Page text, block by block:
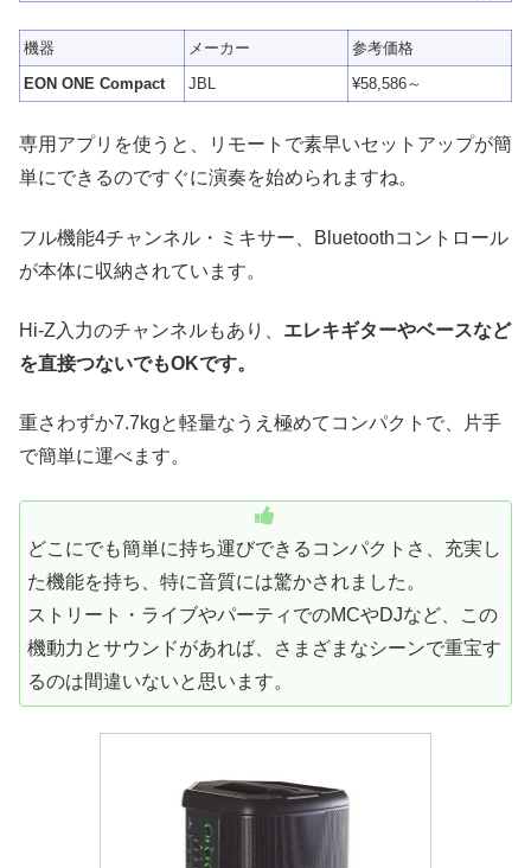
機器 メーカー
参考価格
EON ONE Compact
JBL ¥58,586～
専用アプリを使うと、リモートで素早いセットアップが簡
単にできるのですぐに演奏を始められますね。
フル機能4チャンネル・ミキサー、Bluetoothコントロール
が本体に収納されています。
Hi-Z入力のチャンネルもあり、 エレキギターやベースなど
を直接つないでもOKです。
重さわずか7.7kgと軽量なうえ極めてコンパクトで、片手
で簡単に運べます。
どこにでも簡単に持ち運びできるコンパクトさ、充実し
た機能を持ち、特に音質には驚かされました。
ストリート・ライブやパーティでのMCやDJなど、この
機動力とサウンドがあれば、さまざまなシーンで重宝す
るのは間違いないと思います。